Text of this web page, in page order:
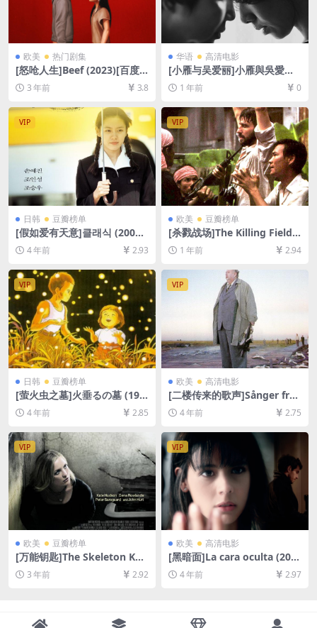
欧美 热门剧集
[怒呛人生]Beef (2023)[百度
网盘+迅雷云盘资源1080P超
清未删减][MP4/20GB][中英
字幕]
3 年前 3.8
华语 高清电影
[小雁与吴爱丽]小雁與吳愛麗
(2024)[百度网盘+夸克网盘10
80P超清未删减资源][网盘在
线播放/下载][MP4/7.5GB][中
文字幕]
1 年前 0
VIP
日韩 豆瓣榜单
[假如爱有天意]클래식 (2003)
[百度网盘+夸克网盘+迅雷云
盘资源1080P超清未删减][MP
4/8GB][韩语中字]
4 年前 2.93
VIP
欧美 豆瓣榜单
[杀戮战场]The Killing Fields
(1984)[百度网盘+夸克网盘10
80P超清未删减资源][网盘在
线播放/下载][MP4/9.9GB][中
英字幕]
1 年前 2.94
VIP
日韩 豆瓣榜单
[萤火虫之墓]火垂るの墓 (198
8)[百度网盘+迅雷云盘资源10
80P超清未删减][MP4/4.4GB]
4 年前 2.85
VIP
欧美 高清电影
[二楼传来的歌声]Sånger från
andra våningen (2000)[百度
网盘+迅雷云盘资源1080P超
字幕]
4 年前 2.75
VIP
欧美 豆瓣榜单
[万能钥匙]The Skeleton Key
(2005)[百度网盘+夸克网盘10
80P超清未删减资源][网盘在
3 年前 2.92
VIP
欧美 高清电影
[黑暗面]La cara oculta (201
1)[百度网盘+迅雷云盘资源10
80P超清未删减][MP4/5.8GB]
4 年前 2.97